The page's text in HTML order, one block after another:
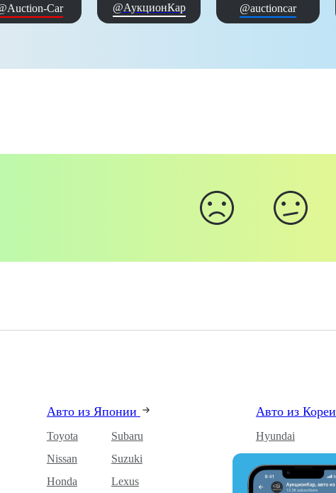
Car @АукционКар @auctioncar
Авто из Японии
Toyota
Nissan
Honda
Subaru
Suzuki
Lexus
Авто из Кореи
Hyundai
SsangYong